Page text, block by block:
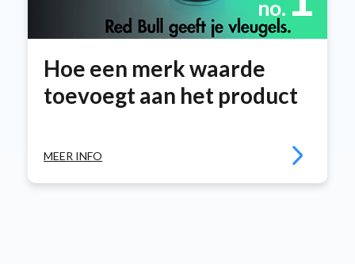
no.
Hoe een merk waarde
toevoegt aan het product
MEER INFO